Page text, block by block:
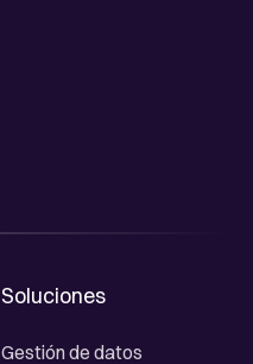
Soluciones
Gestión de datos